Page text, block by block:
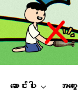
ဆောင်းပါး အတွ